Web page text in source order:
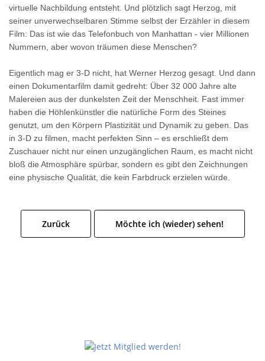
virtuelle Nachbildung entsteht. Und plötzlich sagt Herzog, mit
seiner unverwechselbaren Stimme selbst der Erzähler in diesem
Film: Das ist wie das Telefonbuch von Manhattan - vier Millionen
Nummern, aber wovon träumen diese Menschen?
Eigentlich mag er 3-D nicht, hat Werner Herzog gesagt. Und dann
einen Dokumentarfilm damit gedreht: Über 32 000 Jahre alte
Malereien aus der dunkelsten Zeit der Menschheit. Fast immer
haben die Höhlenkünstler die natürliche Form des Steines
genutzt, um den Körpern Plastizität und Dynamik zu geben. Das
in 3-D zu filmen, macht perfekten Sinn – es erschließt dem
Zuschauer nicht nur einen unzugänglichen Raum, es macht nicht
bloß die Atmosphäre spürbar, sondern es gibt den Zeichnungen
eine physische Qualität, die kein Farbdruck erzielen würde.
Zurück Möchte ich (wieder) sehen!